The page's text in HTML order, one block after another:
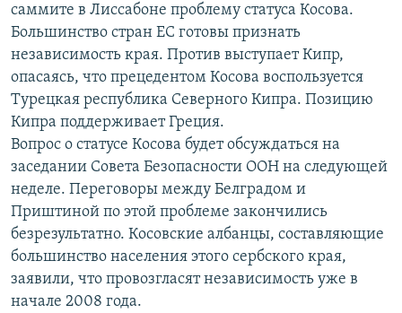
поиску
СЕВЕР.РЕАЛИИ
СИБИРЬ.РЕАЛИИ
РАСПИСАНИЕ ВЕЩАНИЯ
ПОДПИШИТЕСЬ НА РАССЫЛКУ
СОЦИАЛЬНЫЕ СЕТИ
Все сайты РСЕ/РС
саммите в Лиссабоне проблему статуса Косова.
Большинство стран ЕС готовы признать
независимость края. Против выступает Кипр,
опасаясь, что прецедентом Косова воспользуется
Турецкая республика Северного Кипра. Позицию
Кипра поддерживает Греция.
Вопрос о статусе Косова будет обсуждаться на
заседании Совета Безопасности ООН на следующей
неделе. Переговоры между Белградом и
Приштиной по этой проблеме закончились
безрезультатно. Косовские албанцы, составляющие
большинство населения этого сербского края,
заявили, что провозгласят независимость уже в
начале 2008 года.